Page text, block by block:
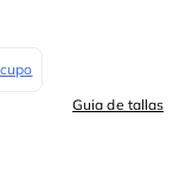
Guia de tallas